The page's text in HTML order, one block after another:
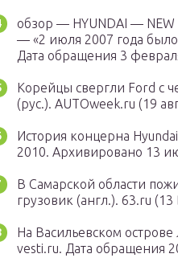
обзор — HYUNDAI — NEW
— «2 июля 2007 года
Дата обращения 3
Корейцы свергли Ford с
(рус.). AUTOweek.ru (19
История концерна Hyundai
2010. Архивировано 13
В Самарской области
грузовик (англ.). 63.ru
На Васильевском
vesti.ru. Дата обращения